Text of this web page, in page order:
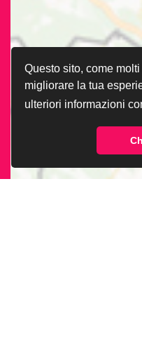
Questo sito, come
migliorare la tua
ulteriori informazioni